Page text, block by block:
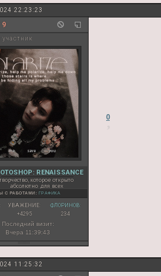
22:23:23
9
RENAISSANCE
творчество, которое открыто
абсолютно для всех
С РАБОТАМИ: ГРАФИКА
УВАЖЕНИЕ:
+4295
ФЛОРИНОВ:
234
Последний визит:
Вчера 11:39:43
0
11:25:32